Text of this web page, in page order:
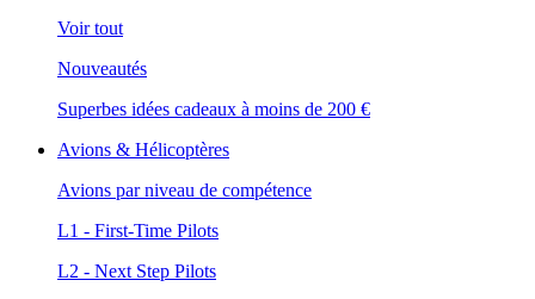
Voir tout
Nouveautés
Superbes idées cadeaux à moins de 200 €
Avions & Hélicoptères
Avions par niveau de compétence
L1 - First-Time Pilots
L2 - Next Step Pilots